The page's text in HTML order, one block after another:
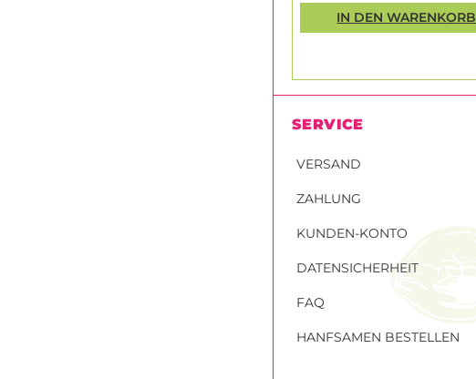
IN DEN WARENKORB
SERVICE
VERSAND
ZAHLUNG
KUNDEN-KONTO
DATENSICHERHEIT
FAQ
HANFSAMEN BESTELLEN